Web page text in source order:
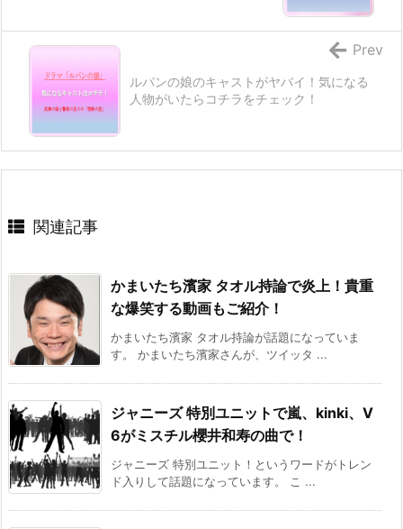
ルパンの娘のキャストがヤバイ！気になる
人物がいたらコチラをチェック！
Prev
関連記事
かまいたち濱家 タオル持論で炎上！貴重
な爆笑する動画もご紹介！
かまいたち濱家 タオル持論が話題になっていま
す。 かまいたち濱家さんが、ツイッタ ...
ジャニーズ 特別ユニットで嵐、kinki、V
6がミスチル櫻井和寿の曲で！
ジャニーズ 特別ユニット！というワードがトレン
ド入りして話題になっています。 こ ...